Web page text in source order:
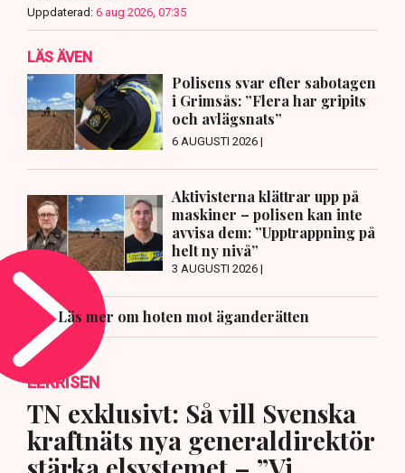
Uppdaterad: 6 aug 2026, 07:35
LÄS ÄVEN
Polisens svar efter sabotagen
i Grimsås: ”Flera har gripits
och avlägsnats”
6 AUGUSTI 2026 |
Aktivisterna klättrar upp på
maskiner – polisen kan inte
avvisa dem: ”Upptrappning på
helt ny nivå”
3 AUGUSTI 2026 |
Läs mer om hoten mot äganderätten
ELKRISEN
TN exklusivt: Så vill Svenska
kraftnäts nya generaldirektör